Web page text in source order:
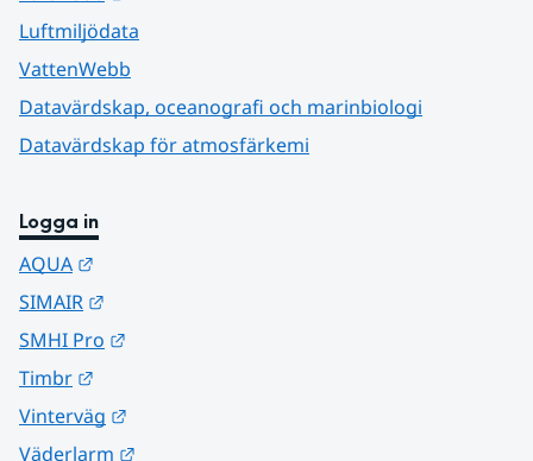
Luftmiljödata
VattenWebb
Datavärdskap, oceanografi och marinbiologi
Datavärdskap för atmosfärkemi
Logga in
AQUA
SIMAIR
SMHI Pro
Timbr
Vinterväg
Väderlarm